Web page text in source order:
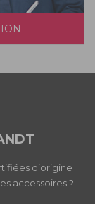
d’origine
accessoires ?